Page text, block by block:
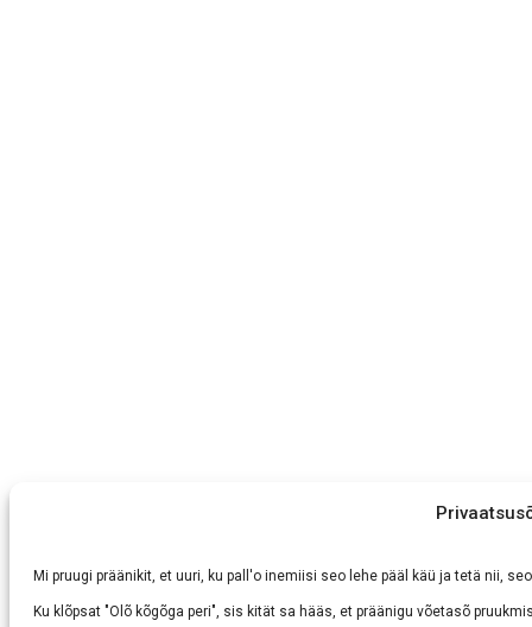
Mi pruugi präänikit, et uuri, ku pall'o inemiisi seo lehe pääl käü ja tetä nii,
Ku klõpsat "Olõ kõgõga peri", sis kität sa hääs, et präänigu võetasõ